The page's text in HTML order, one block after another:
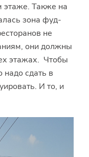
этаже. Также на
зона фуд-
не
они должны
этажах. Чтобы
надо сдать в
И то, и